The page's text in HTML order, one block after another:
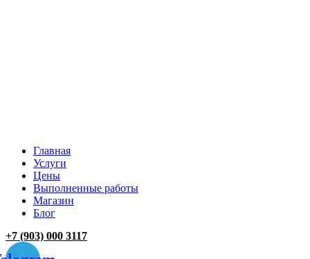
Главная
Услуги
Цены
Выполненные работы
Магазин
Блог
+7 (903) 000 3117